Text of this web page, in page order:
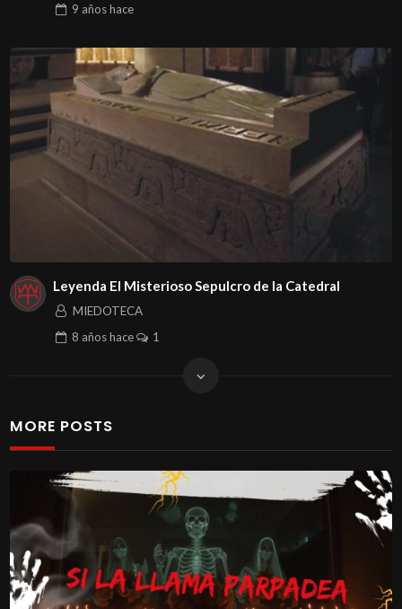
9 añoshace
Leyenda El Misterioso Sepulcro de la Catedral
MIEDOTECA
8 añoshace 1
MORE POSTS